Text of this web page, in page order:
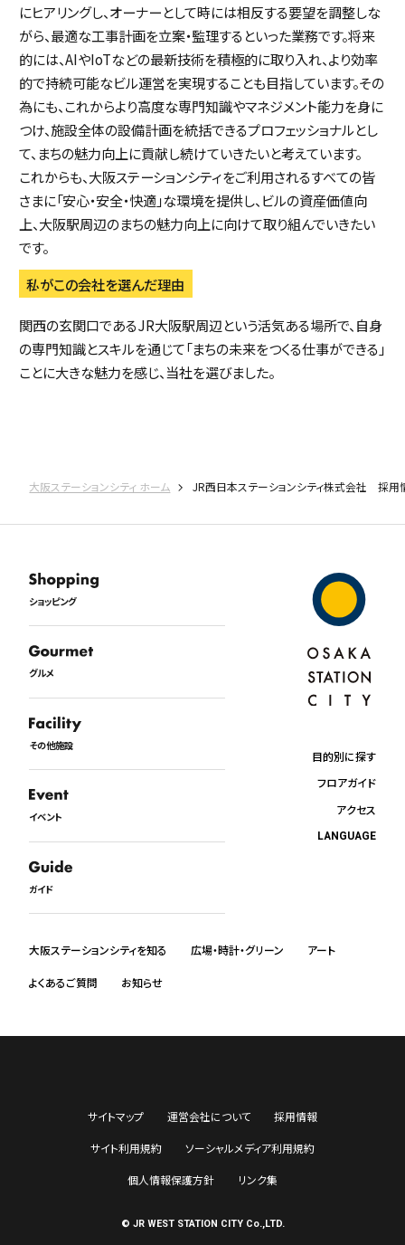
にヒアリングし、オーナーとして時には相反する要望を調整しな
がら、最適な工事計画を立案・監理するといった業務です。将来
的には、AIやIoTなどの最新技術を積極的に取り入れ、より効率
的で持続可能なビル運営を実現することも目指しています。その
為にも、これからより高度な専門知識やマネジメント能力を身に
つけ、施設全体の設備計画を統括できるプロフェッショナルとし
て、まちの魅力向上に貢献し続けていきたいと考えています。
これからも、大阪ステーションシティをご利用されるすべての皆
さまに「安心・安全・快適」な環境を提供し、ビルの資産価値向
上、大阪駅周辺のまちの魅力向上に向けて取り組んでいきたい
です。
私がこの会社を選んだ理由
関西の玄関口であるJR大阪駅周辺という活気ある場所で、自身
の専門知識とスキルを通じて「まちの未来をつくる仕事ができる」
ことに大きな魅力を感じ、当社を選びました。
大阪ステーションシティ ホーム JR西日本ステーションシティ株式会社 採用
ショッピング
グルメ
その他施設
イベント
ガイド
大阪ステーションシティを知る 広場・時計・グリーン アート
目的別に探す
フロアガイド
アクセス
LANGUAGE
ภาษาไทย
よくあるご質問 お知らせ
サイトマップ 運営会社について 採用情報
サイト利用規約 ソーシャルメディア利用規約
個人情報保護方針 リンク集
© JR WEST STATION CITY Co.,LTD.